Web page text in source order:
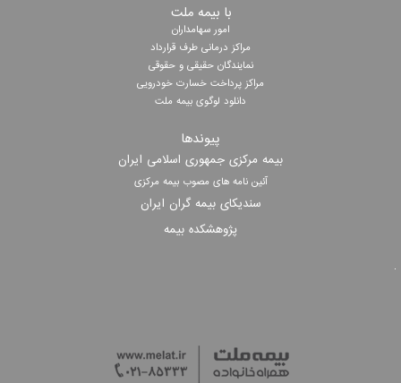
پیوندها
بیمه مرکزی جمهوری اسلامی ایران
آئین نامه های مصوب بیمه مرکزی
سندیکای بیمه گران ایران
پژوهشکده بیمه
با بیمه ملت
امور سهامداران
مراکز درمانی طرف قرارداد
نمایندگان حقیقی و حقوقی
مراکز پرداخت خسارت خودرویی
دانلود لوگوی بیمه ملت